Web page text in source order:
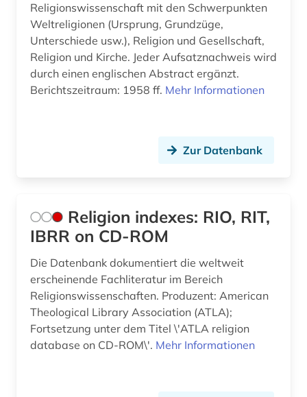
Religionswissenschaft mit den Schwerpunkten
Weltreligionen (Ursprung, Grundzüge,
Unterschiede usw.), Religion und Gesellschaft,
Religion und Kirche. Jeder Aufsatznachweis wird
durch einen englischen Abstract ergänzt.
Berichtszeitraum: 1958 ff. Mehr Informationen
Zur Datenbank
Religion indexes: RIO, RIT,
IBRR on CD-ROM
Die Datenbank dokumentiert die weltweit
erscheinende Fachliteratur im Bereich
Religionswissenschaften. Produzent: American
Theological Library Association (ATLA);
Fortsetzung unter dem Titel \'ATLA religion
database on CD-ROM\'. Mehr Informationen